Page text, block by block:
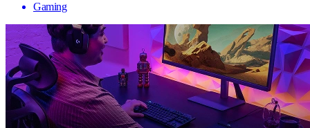
Gaming